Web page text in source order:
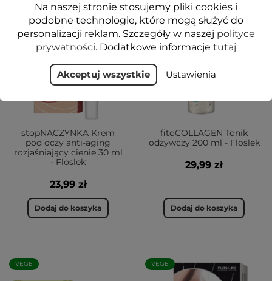
stopNACZYNKA Krem
pod oczy anti-aging
rozjaśniający cienie 30 ml
- Floslek
23,99 zł
Dodaj do koszyka
NOWOŚĆ
VEGE
fitoCOLLAGEN Tonik
odżywczy 200 ml - Floslek
29,99 zł
Dodaj do koszyka
VEGE VEGE
Na naszej stronie stosujemy pliki cookies i
podobne technologie, które mogą służyć do
personalizacji reklam. Szczegóły w naszej polityce
prywatności. Dodatkowe informacje tutaj
Akceptuj wszystkie Ustawienia